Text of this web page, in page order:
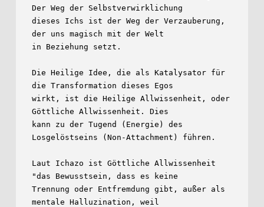
Der Weg der Selbstverwirklichung
dieses Ichs ist der Weg der Verzauberung,
der uns magisch mit der Welt
in Beziehung setzt.
Die Heilige Idee, die als Katalysator für
die Transformation dieses Egos
wirkt, ist die Heilige Allwissenheit, oder
Göttliche Allwissenheit. Dies
kann zu der Tugend (Energie) des
Losgelöstseins (Non-Attachment) führen.
Laut Ichazo ist Göttliche Allwissenheit
"das Bewusstsein, dass es keine
Trennung oder Entfremdung gibt, außer als
mentale Halluzination, weil